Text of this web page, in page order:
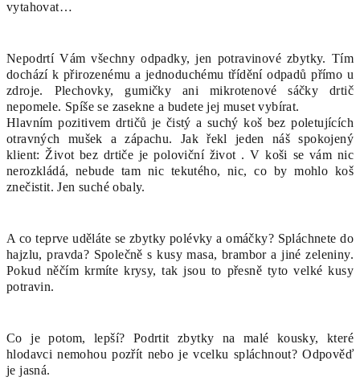
vytahovat…
Nepodrtí Vám všechny odpadky, jen potravinové zbytky. Tím
dochází k přirozenému a jednoduchému třídění odpadů přímo u
zdroje. Plechovky, gumičky ani mikrotenové sáčky drtič
nepomele. Spíše se zasekne a budete jej muset vybírat.
Hlavním pozitivem drtičů je čistý a suchý koš bez poletujících
otravných mušek a zápachu. Jak řekl jeden náš spokojený
klient: Život bez drtiče je poloviční život . V koši se vám nic
nerozkládá, nebude tam nic tekutého, nic, co by mohlo koš
znečistit. Jen suché obaly.
A co teprve uděláte se zbytky polévky a omáčky? Spláchnete do
hajzlu, pravda? Společně s kusy masa, brambor a jiné zeleniny.
Pokud něčím krmíte krysy, tak jsou to přesně tyto velké kusy
potravin.
Co je potom, lepší? Podrtit zbytky na malé kousky, které
hlodavci nemohou pozřít nebo je vcelku spláchnout? Odpověď
je jasná.